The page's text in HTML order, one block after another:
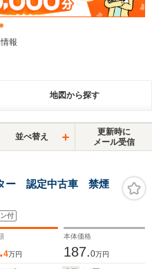
報
地図から探す
並べ替え
更新時に
メール受信
ー 認定中古車 禁煙
付
4万円
本体価格
187.0万円